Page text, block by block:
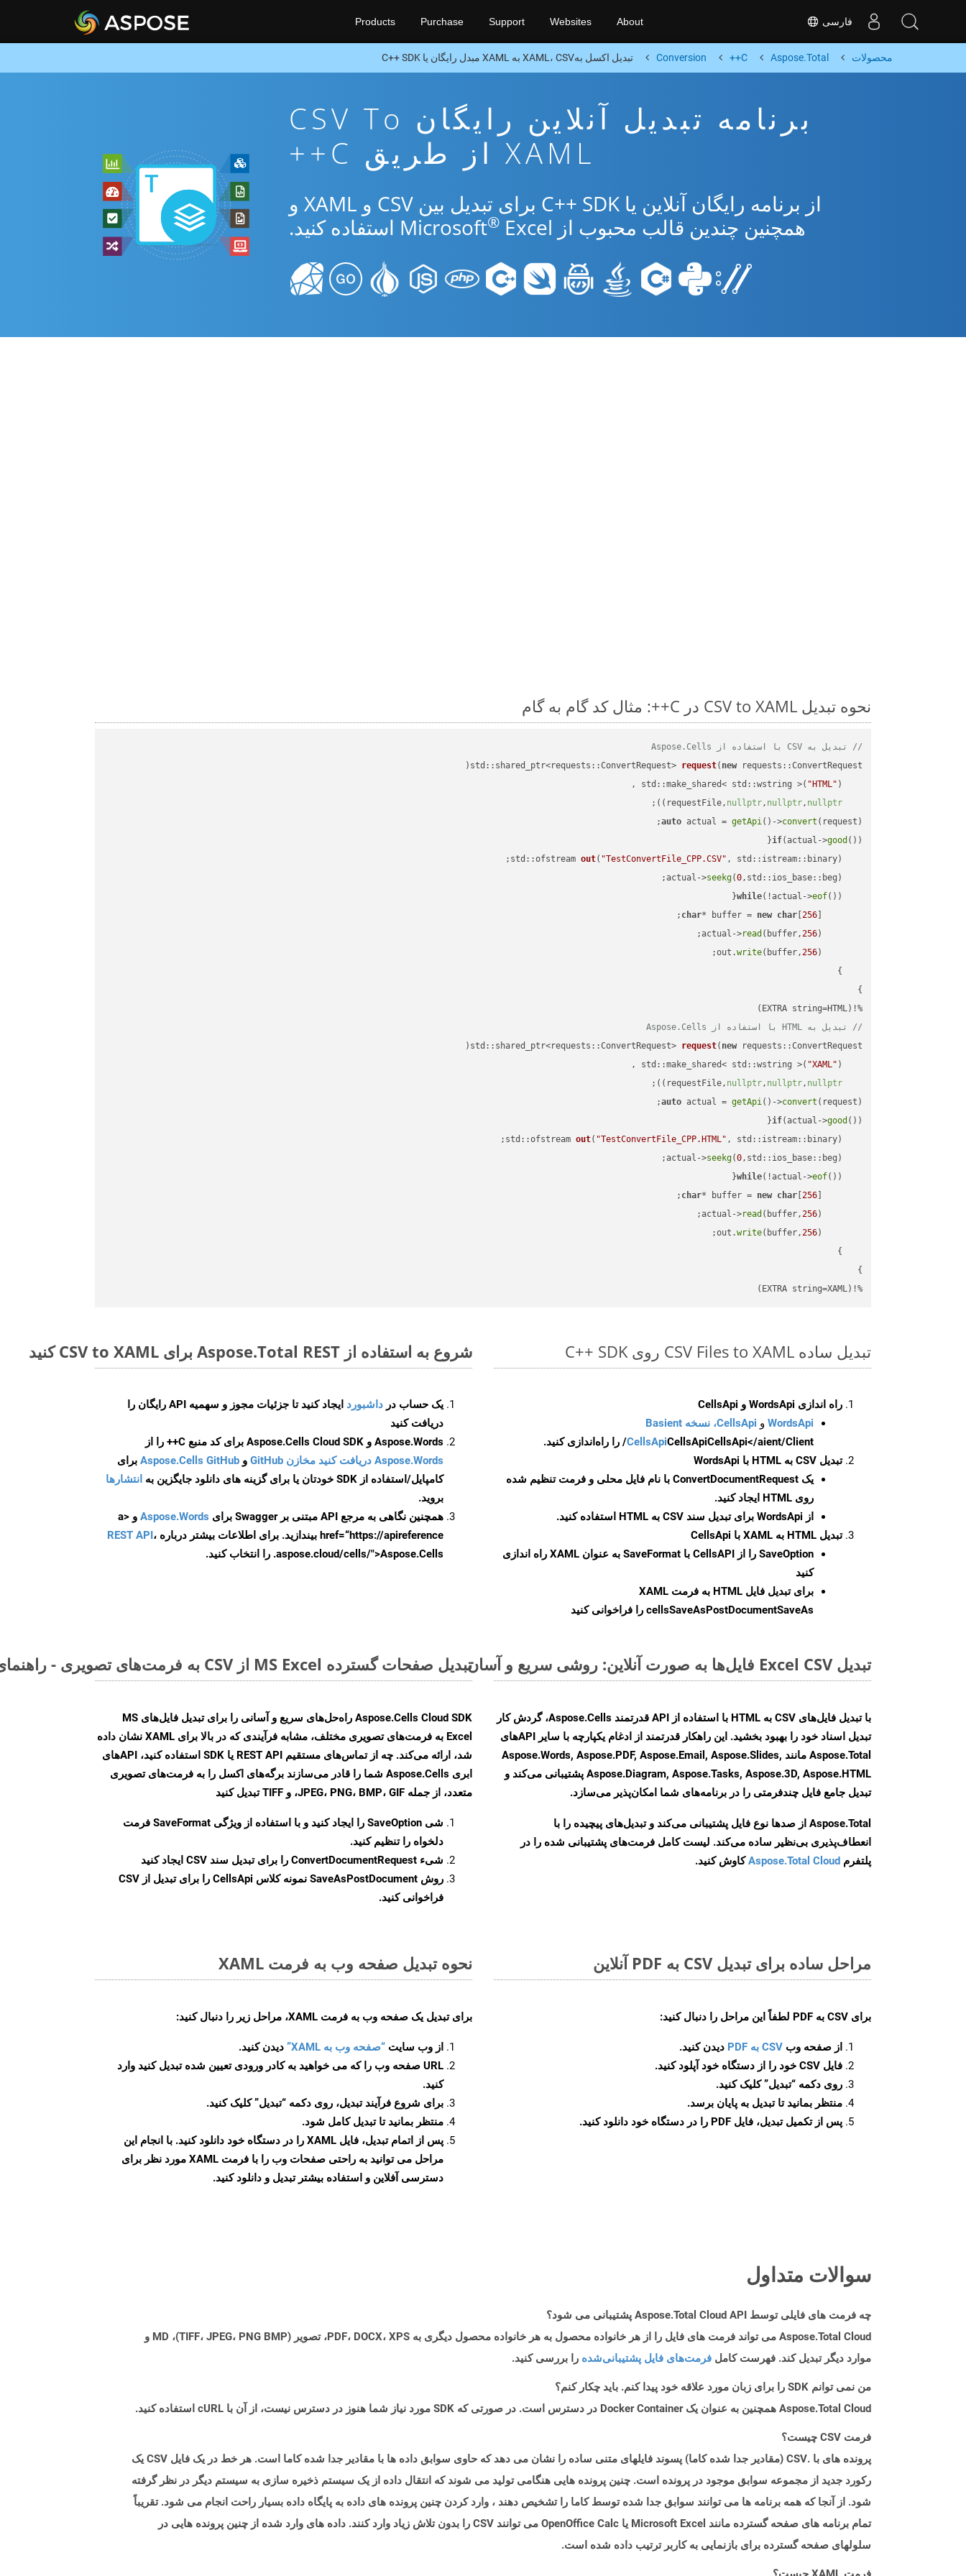
فارسی Products Purchase Support Websites About
محصولات Aspose.Total
C++
Conversion تبدیل اکسل بهXAML، CSV به XAML مبدل رایگان یا C++ SDK
برنامه تبدیل آنلاین رایگان CSV To
XAML از طریق C++
از برنامه رایگان آنلاین یا C++ SDK برای تبدیل بین CSV و XAML و
همچنین چندین قالب محبوب از Microsoft
® Excel استفاده کنید.
نحوه تبدیل CSV to XAML در C++: مثال کد گام به گام
// تبدیل به CSV با استفاده از Aspose.Cells
std::shared_ptr<requests::ConvertRequest> request( new
"HTML"
    requestFile,
nullptr, nullptr, nullptr
))
;
auto actual = getApi()->convert (request);
if(actual->good
std::ofstream out( "TestConvertFile_CPP.CSV" , std::istream::binary)
seekg(0
while(!actual->eof
char* buffer = new char[ 256
read (buffer,256
write(buffer,256
%!(EXTRA string=HTML)
// تبدیل به HTML با استفاده از Aspose.Cells
std::shared_ptr<requests::ConvertRequest> request( new
"XAML"
    requestFile,
nullptr, nullptr, nullptr
))
;
auto actual = getApi()->convert (request);
if(actual->good
std::ofstream out( "TestConvertFile_CPP.HTML" , std::istream::binary)
seekg(0
while(!actual->eof
char* buffer = new char[ 256
read (buffer,256
write(buffer,256
%!(EXTRA string=XAML)
تبدیل ساده CSV Files to XAML روی C++ SDK
راه اندازی WordsApi و CellsApi
WordsApi و CellsApi، نسخه Basient
CellsApiCellsApiCellsApi</aient/Client/ را راه‌اندازی کنید.
تبدیل CSV به HTML با WordsApi
یک ConvertDocumentRequest با نام فایل محلی و فرمت تنظیم شده
روی HTML ایجاد کنید.
از WordsApi برای تبدیل سند CSV به HTML استفاده کنید.
تبدیل HTML به XAML با CellsApi
SaveOption
را از CellsAPI با SaveFormat به عنوان XAML راه اندازی
کنید
برای تبدیل فایل HTML به فرمت
XAML
cellsSaveAsPostDocumentSaveAs را فراخوانی کنید
شروع به استفاده از Aspose.Total REST برای CSV to XAML کنید
یک حساب در داشبورد
ایجاد کنید تا جزئیات مجوز و سهمیه API رایگان را
دریافت کنید
Aspose.Words و Aspose.Cells Cloud SDK برای کد منبع C++ را از
Aspose.Words دریافت کنید مخازن GitHub
و Aspose.Cells GitHub برای
کامپایل/استفاده از SDK خودتان یا برای گزینه های دانلود جایگزین به
انتشارها
بروید.
همچنین نگاهی به مرجع API مبتنی بر Swagger برای
Aspose.Words
و <a
href=“https://apireference بیندازید. برای اطلاعات بیشتر درباره
REST API،
.aspose.cloud/cells/">Aspose.Cells را انتخاب کنید.
تبدیل Excel CSV فایل‌ها به صورت آنلاین: روشی سریع و آسان
با تبدیل فایل‌های CSV به HTML با استفاده از API قدرتمند Aspose.Cells، گردش کار
تبدیل اسناد خود را بهبود بخشید. این راهکار قدرتمند از ادغام یکپارچه با سایر APIهای
Aspose.Total مانند Aspose.Words, Aspose.PDF, Aspose.Email, Aspose.Slides,
Aspose.Diagram, Aspose.Tasks, Aspose.3D, Aspose.HTML پشتیبانی می‌کند و
تبدیل جامع فایل چندفرمتی را در برنامه‌های شما امکان‌پذیر می‌سازد.
Aspose.Total از صدها نوع فایل پشتیبانی می‌کند و تبدیل‌های پیچیده را با
انعطاف‌پذیری بی‌نظیر ساده می‌کند. لیست کامل فرمت‌های پشتیبانی شده را در
پلتفرم Aspose.Total Cloudکاوش کنید.
تبدیل صفحات گسترده MS Excel از CSV به فرمت‌های تصویری - راهنمای گام به گام
Aspose.Cells Cloud SDK راه‌حل‌های سریع و آسانی را برای تبدیل فایل‌های MS
Excel به فرمت‌های تصویری مختلف، مشابه فرآیندی که در بالا برای XAML نشان داده
شد، ارائه می‌کند. چه از تماس‌های مستقیم REST API یا SDK استفاده کنید، APIهای
ابری Aspose.Cells شما را قادر می‌سازند برگه‌های اکسل را به فرمت‌های تصویری
متعدد، از جمله JPEG، PNG، BMP، GIF، و TIFF تبدیل کنید
شی SaveOption را ایجاد کنید و با استفاده از ویژگی SaveFormat فرمت
دلخواه را تنظیم کنید.
شیء ConvertDocumentRequest را برای تبدیل سند CSV ایجاد کنید
روش SaveAsPostDocument
نمونه کلاس CellsApi را برای تبدیل از CSV
فراخوانی کنید.
مراحل ساده برای تبدیل CSV به PDF آنلاین
برای CSV به PDF لطفاً این مراحل را دنبال کنید:
از صفحه وب CSV به PDF
دیدن کنید.
فایل CSV خود را از دستگاه خود آپلود کنید.
روی دکمه “تبدیل”کلیک کنید.
منتظر بمانید تا تبدیل به پایان برسد.
پس از تکمیل تبدیل، فایل PDF را در دستگاه خود دانلود کنید.
نحوه تبدیل صفحه وب به فرمت XAML
برای تبدیل یک صفحه وب به فرمت XAML، مراحل زیر را دنبال کنید:
از وب سایت “صفحه وب به XAML”
دیدن کنید.
URL صفحه وب را که می خواهید به کادر ورودی تعیین شده تبدیل کنید وارد
کنید.
برای شروع فرآیند تبدیل، روی دکمه “تبدیل” کلیک کنید.
منتظر بمانید تا تبدیل کامل شود.
پس از اتمام تبدیل، فایل XAML را در دستگاه خود دانلود کنید. با انجام این
مراحل می توانید به راحتی صفحات وب را با فرمت XAML مورد نظر برای
دسترسی آفلاین و استفاده بیشتر تبدیل و دانلود کنید.
سوالات متداول
چه فرمت های فایلی توسط Aspose.Total Cloud API پشتیبانی می شود؟
Aspose.Total Cloud می تواند فرمت های فایل را از هر خانواده محصول به هر خانواده محصول دیگری به PDF، DOCX، XPS، تصویر (TIFF، JPEG، PNG BMP)، MD و
موارد دیگر تبدیل کند. فهرست کامل فرمت‌های فایل پشتیبانی‌شده را بررسی کنید.
من نمی توانم SDK را برای زبان مورد علاقه خود پیدا کنم. باید چکار کنم؟
Aspose.Total Cloud همچنین به عنوان یک Docker Container در دسترس است. در صورتی که SDK مورد نیاز شما هنوز در دسترس نیست، از آن با cURL استفاده کنید.
فرمت CSV چیست؟
پرونده های با .CSV (مقادیر جدا شده کاما) پسوند فایلهای متنی ساده را نشان می دهد که حاوی سوابق داده ها با مقادیر جدا شده کاما است. هر خط در یک فایل CSV یک
رکورد جدید از مجموعه سوابق موجود در پرونده است. چنین پرونده هایی هنگامی تولید می شوند که انتقال داده از یک سیستم ذخیره سازی به سیستم دیگر در نظر گرفته
شود. از آنجا که همه برنامه ها می توانند سوابق جدا شده توسط کاما را تشخیص دهند ، وارد کردن چنین پرونده های داده به پایگاه داده بسیار راحت انجام می شود. تقریباً
تمام برنامه های صفحه گسترده مانند Microsoft Excel یا OpenOffice Calc می توانند CSV را بدون تلاش زیاد وارد کنند. داده های وارد شده از چنین پرونده هایی در
سلولهای صفحه گسترده برای بازنمایی به کاربر ترتیب داده شده است.